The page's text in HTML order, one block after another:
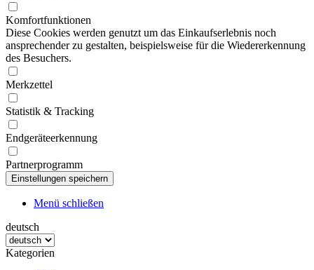
Komfortfunktionen
Diese Cookies werden genutzt um das Einkaufserlebnis noch
ansprechender zu gestalten, beispielsweise für die Wiedererkennung
des Besuchers.
Merkzettel
Statistik & Tracking
Endgeräteerkennung
Partnerprogramm
Menü schließen
deutsch
Kategorien